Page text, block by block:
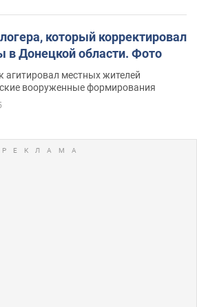
который корректировал
в Донецкой области. Фото
местных жителей
вооруженные формирования